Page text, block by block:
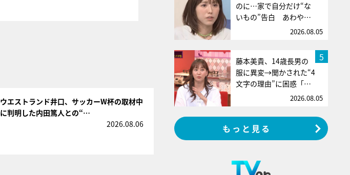
ウエストランド井口、サッカーW杯の取材中
に判明した内田篤人との“…
2026.08.06
のに…家で自分だけ“な
いもの”告白 あわや…
2026.08.05
5
藤本美貴、14歳長男の
服に異変→聞かされた“4
文字の理由”に困惑「…
2026.08.05
もっと見る